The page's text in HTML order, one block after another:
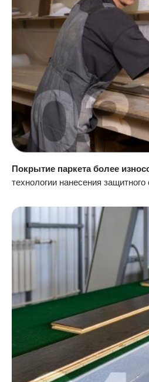
Покрытие паркета более
технологии нанесения защитного